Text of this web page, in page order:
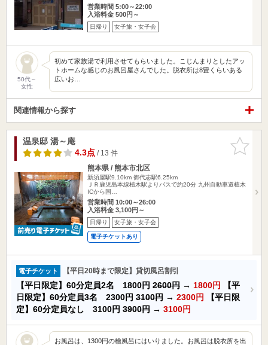
営業時間 5:00～22:00
入浴料金 500円～
日帰り 女子旅・女子会
50代～
女性
初めて家族湯で利用させてもらいました。こじんまりとしたアッ
トホームな感じのお風呂屋さんでした。脱衣所は8畳くらいある
広いお…
関連情報から探す
お気に入
りに追加
温泉邸 湯～庵
4.3点/ 13 件
熊本県 / 熊本市北区
新須屋駅9.10km 御代志駅6.25km
ＪＲ鹿児島本線植木駅よりバスで約20分 九州自動車道植木
ICから国…
営業時間 10:00～26:00
入浴料金 3,100円～
日帰り 女子旅・女子会
電子チケットあり
電子チケット 【平日20時まで限定】貸切風呂割引
【平日限定】60分定員2名 1800円 2600円 → 1800円
【平
日限定】60分定員3名 2300円 3100円 → 2300円
【平日限
定】60分定員なし 3100円 3900円 → 3100円
お風呂は、1300円の檜風呂にはいりました。お風呂は脱衣所を出